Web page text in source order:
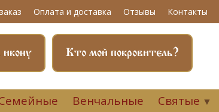
Оплата и доставка Отзывы Контакты
Кто мой покровитель?
икону
Венчальные Святые ▼